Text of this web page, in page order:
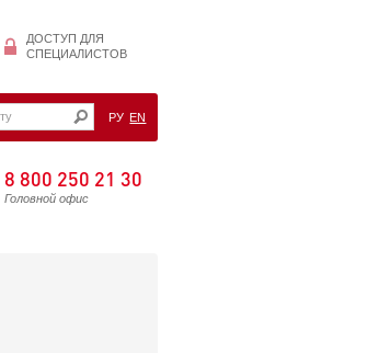
ДОСТУП ДЛЯ
СПЕЦИАЛИСТОВ
РУ EN
8 800 250 21 30
Головной офис